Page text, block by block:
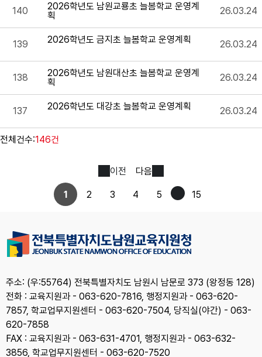
140
2026학년도 남원교룡초 늘봄학교 운영계
획
26.03.24
139 2026학년도 금지초 늘봄학교 운영계획 26.03.24
138
2026학년도 남원대산초 늘봄학교 운영계
획
26.03.24
137 2026학년도 대강초 늘봄학교 운영계획 26.03.24
전체건수:146건
이전
1 2 3 4 5 15
다음
주소: (우:55764) 전북특별자치도 남원시 남문로 373 (왕정동 128)
전화 : 교육지원과 - 063-620-7816, 행정지원과 - 063-620-
7857, 학교업무지원센터 - 063-620-7504, 당직실(야간) - 063-
620-7858
FAX : 교육지원과 - 063-631-4701, 행정지원과 - 063-632-
3856, 학교업무지원센터 - 063-620-7520